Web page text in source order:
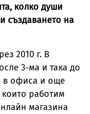
колко души
създаването на
2010 г. В
3-ма и така до
в офиса и още
работим
магазина